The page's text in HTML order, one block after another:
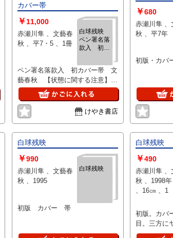
カバー帯
白球残映
ペン署名落
款入 初カ
￥ 11,000
赤瀬川隼 、文藝春
秋 、平7・5 、1冊
ペン署名落款入 初カバー帯 文
藝春秋 【状態に関する注意】け
やき書店の掲載品は全て、状態に
関わらず「中古品（並）」と表示
されています。「日本の古本屋」
は６段階の「状態」表記が必須と
特質上、状態の簡易な区分けは適
切ではない（不可能な）為、状態
欄の「中古品（並）」という表現
は考慮にいれないで下さい。痛み
などの瑕疵につきましては、解説
表記の無いものは特に問題なく良
好とお考え下さい。:
けやき書店
￥680
赤瀬川隼 、
秋 、平7年
初版・カバ
白球残映
白球残映
￥990
赤瀬川隼 、文藝春
秋 、1995
初版 カバー 帯
白球残映
￥490
赤瀬川隼 、文藝春
秋 、1998年 、281p
、16㎝ 、1
初版。カバ
目。三方に
むことに問